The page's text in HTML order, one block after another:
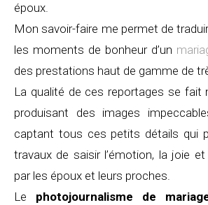
époux.
Mon savoir-faire me permet de
les moments de bonheur d’un
des prestations haut de gamme de
La qualité de ces reportages se fait
produisant des images
captant tous ces petits détails qui
travaux de saisir l’émotion, la joie
par les époux et leurs proches.
Le photojournalisme de